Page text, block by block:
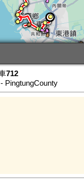
712
PingtungCounty